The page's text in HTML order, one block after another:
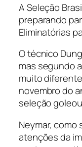
A Seleção
preparando
Eliminatórias
O técnico
mas segundo
muito
novembro do
seleção
Neymar, como
atenções da